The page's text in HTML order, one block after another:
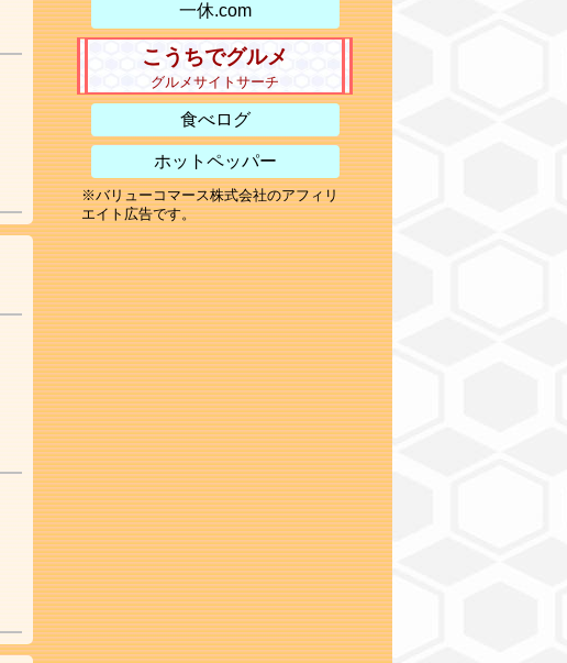
一休.com
こうちでグルメ
グルメサイトサーチ
食べログ
ホットペッパー
※バリューコマース株式会社のアフィリ
エイト広告です。